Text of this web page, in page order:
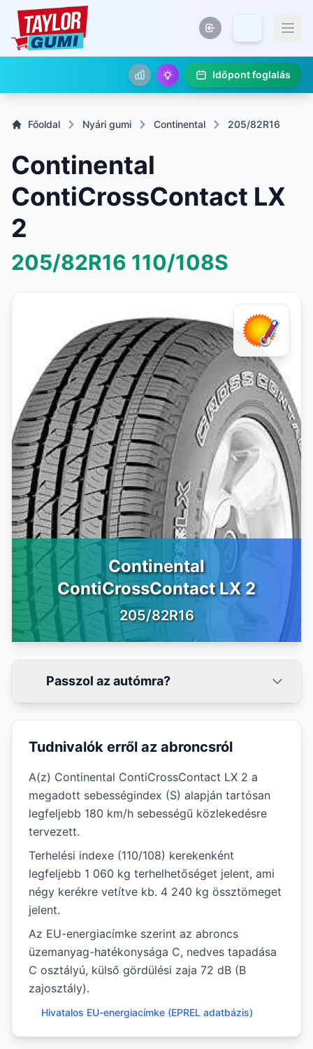
Időpont foglalás
Főoldal Nyári gumi Continental 205/82R16
Continental
ContiCrossContact LX
2
205/82R16 110/108S
Continental
ContiCrossContact LX 2
205/82R16
Passzol az autómra?
Tudnivalók erről az abroncsról
A(z) Continental ContiCrossContact LX 2 a
megadott sebességindex (S) alapján tartósan
legfeljebb 180 km/h sebességű közlekedésre
tervezett.
Terhelési indexe (110/108) kerekenként
legfeljebb 1 060 kg terhelhetőséget jelent, ami
négy kerékre vetítve kb. 4 240 kg össztömeget
jelent.
Az EU-energiacímke szerint az abroncs
üzemanyag-hatékonysága C, nedves tapadása
C osztályú, külső gördülési zaja 72 dB (B
zajosztály).
Hivatalos EU-energiacímke (EPREL adatbázis)